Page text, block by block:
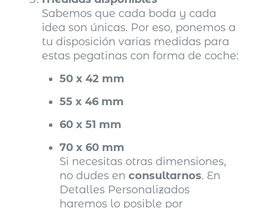
Sabemos que cada boda y cada
idea son únicas. Por eso, ponemos a
tu disposición varias medidas para
estas pegatinas con forma de coche:
50 x 42 mm
55 x 46 mm
60 x 51 mm
70 x 60 mm
Si necesitas otras dimensiones,
no dudes enconsultarnos. En
Detalles Personalizados
haremos lo posible por